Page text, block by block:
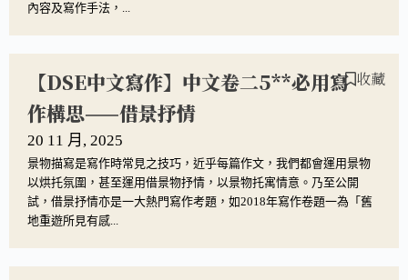
內容及寫作手法，...
【DSE中文寫作】中文卷二5**必用寫
作構思——借景抒情
收藏
20 11 月, 2025
景物描寫是寫作時常見之技巧，近乎每篇作文，我們都會運用景物
以烘托氛圍，甚至運用借景物抒情，以景物托寓情意。乃至公開
試，借景抒情亦是一大熱門寫作考題，如2018年寫作卷題一為「舊
地重遊所見有感...